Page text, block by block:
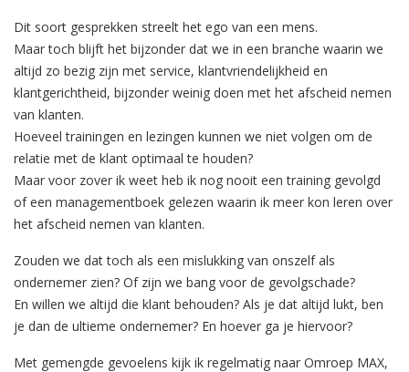
Dit soort gesprekken streelt het ego van een mens.
Maar toch blijft het bijzonder dat we in een branche waarin we
altijd zo bezig zijn met service, klantvriendelijkheid en
klantgerichtheid, bijzonder weinig doen met het afscheid nemen
van klanten.
Hoeveel trainingen en lezingen kunnen we niet volgen om de
relatie met de klant optimaal te houden?
Maar voor zover ik weet heb ik nog nooit een training gevolgd
of een managementboek gelezen waarin ik meer kon leren over
het afscheid nemen van klanten.
Zouden we dat toch als een mislukking van onszelf als
ondernemer zien? Of zijn we bang voor de gevolgschade?
En willen we altijd die klant behouden? Als je dat altijd lukt, ben
je dan de ultieme ondernemer? En hoever ga je hiervoor?
Met gemengde gevoelens kijk ik regelmatig naar Omroep MAX,